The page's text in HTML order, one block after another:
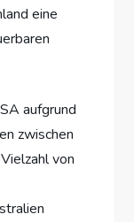
eine
aufgrund
zwischen
von